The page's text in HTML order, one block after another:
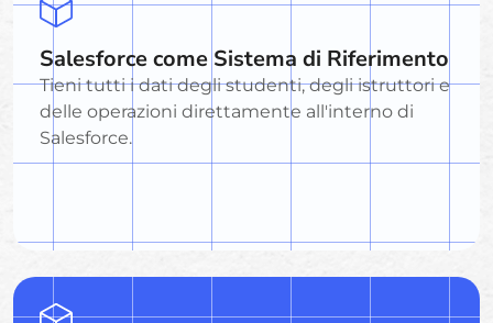
Salesforce come Sistema di Riferimento
Tieni tutti i dati degli studenti, degli istruttori e
delle operazioni direttamente all'interno di
Salesforce.